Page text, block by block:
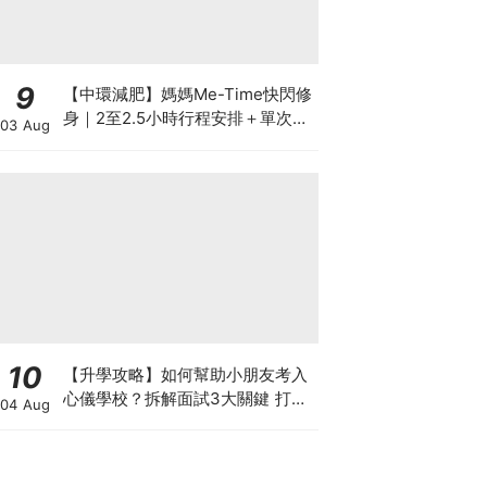
9
03 Aug
【中環減肥】媽媽Me-Time快閃修
身｜2至2.5小時行程安排＋單次收
10
04 Aug
【升學攻略】如何幫助小朋友考入
心儀學校？拆解面試3大關鍵 打好